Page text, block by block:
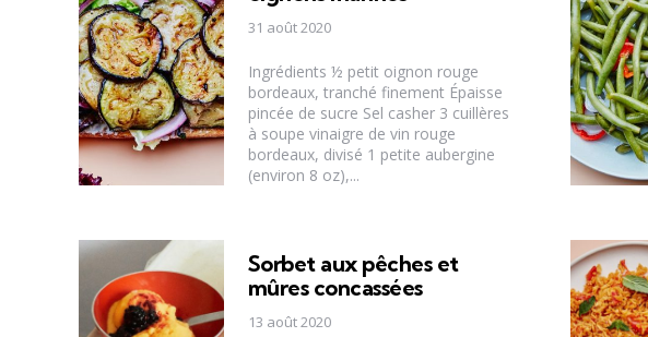
31 août 2020
Ingrédients ½ petit oignon rouge
bordeaux, tranché finement Épaisse
pincée de sucre Sel casher 3 cuillères
à soupe vinaigre de vin rouge
bordeaux, divisé 1 petite aubergine
(environ 8 oz),...
Sorbet aux pêches et
mûres concassées
13 août 2020